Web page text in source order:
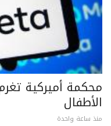
الأطفال
منذ ساعة واحدة